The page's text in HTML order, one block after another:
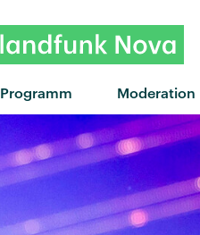
Programm Moderation
"Another One Down"